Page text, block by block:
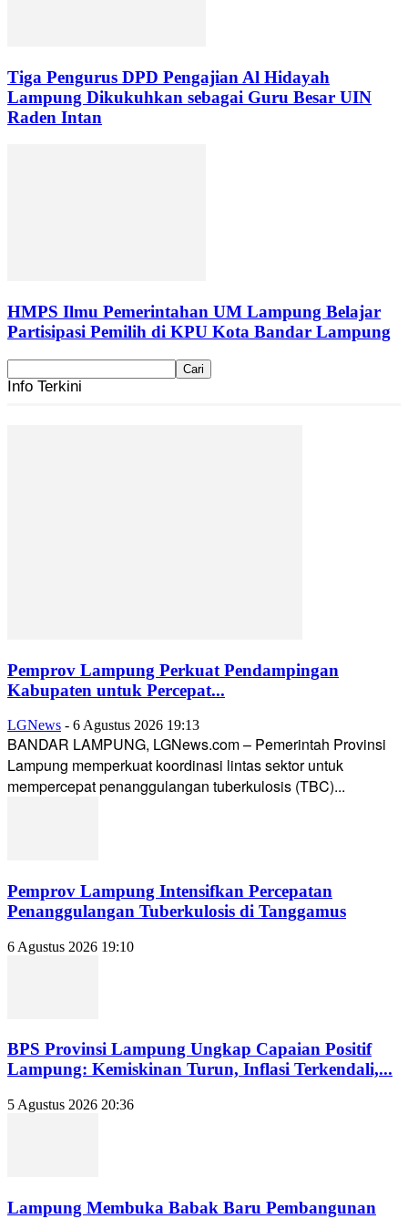
Tiga Pengurus DPD Pengajian Al Hidayah
Lampung Dikukuhkan sebagai Guru Besar UIN
Raden Intan
HMPS Ilmu Pemerintahan UM Lampung Belajar
Partisipasi Pemilih di KPU Kota Bandar Lampung
Info Terkini
Pemprov Lampung Perkuat Pendampingan
Kabupaten untuk Percepat...
LGNews - 6 Agustus 2026 19:13
BANDAR LAMPUNG, LGNews.com – Pemerintah Provinsi
Lampung memperkuat koordinasi lintas sektor untuk
mempercepat penanggulangan tuberkulosis (TBC)...
Pemprov Lampung Intensifkan Percepatan
Penanggulangan Tuberkulosis di Tanggamus
6 Agustus 2026 19:10
BPS Provinsi Lampung Ungkap Capaian Positif
Lampung: Kemiskinan Turun, Inflasi Terkendali,...
5 Agustus 2026 20:36
Lampung Membuka Babak Baru Pembangunan